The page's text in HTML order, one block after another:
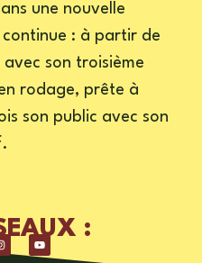
une nouvelle
continue : à partir de
son troisième
rodage, prête à
son public avec son
: